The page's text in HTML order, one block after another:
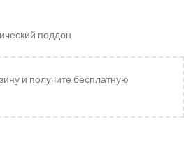
поддон
и получите бесплатную